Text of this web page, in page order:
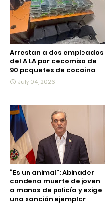
Arrestan a dos empleados
del AILA por decomiso de
90 paquetes de cocaína
July 04, 2026
“Es un animal”: Abinader
condena muerte de joven
a manos de policía y exige
una sanción ejemplar